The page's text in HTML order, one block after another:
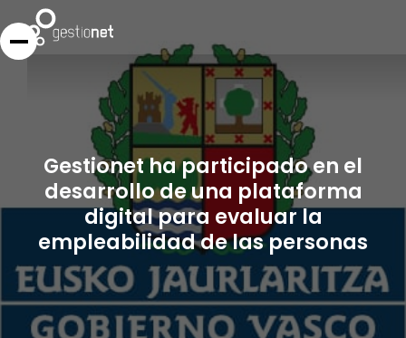
Gestionet ha participado en el
desarrollo de una plataforma
digital para evaluar la
empleabilidad de las personas